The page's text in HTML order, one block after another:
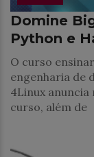
Domine
Python e
O curso
engenharia de
4Linux anuncia
curso, além de